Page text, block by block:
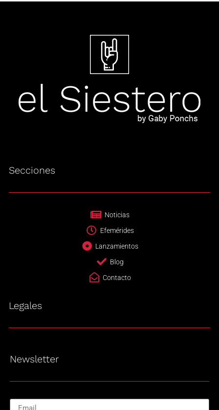
Secciones
Noticias
Efemérides
Lanzamientos
Blog
Contacto
Legales
Newsletter